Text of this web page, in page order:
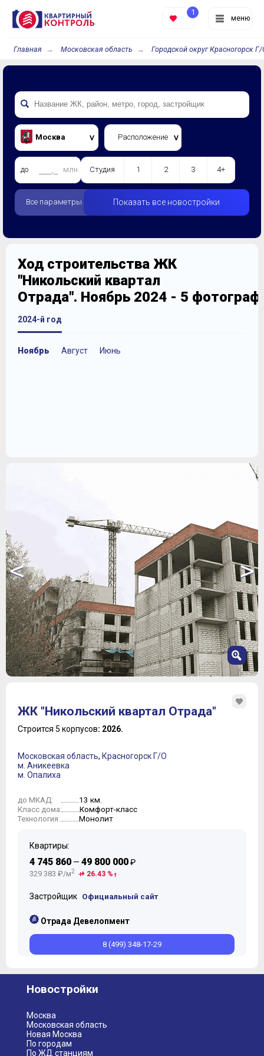
меню
1
Главная Московская область Городской округ Красногорск
Москва Расположение
до млн. Студия 1 2 3 4+
Все параметры Показать все новостройки
Ход строительства ЖК
"Никольский квартал
Отрада". Ноябрь 2024 - 5
2024-й год
Ноябрь Август Июнь
< >
3
4
ЖК "Никольский квартал Отрада"
Строится 5 корпусов: 2026.
Московская область, Красногорск Г/О
м. Аникеевка
м. Опалиха
до МКАД: 13 км.
Класс дома: Комфорт-класс
Технология: Монолит
Квартиры:
4 745 860 — 49 800 000₽
329 383 ₽/м2 + 26.43 %
Застройщик Официальный сайт
Отрада Девелопмент
8 (499) 348-17-29
Новостройки
Москва
Московская область
Новая Москва
По городам
По ЖД станциям